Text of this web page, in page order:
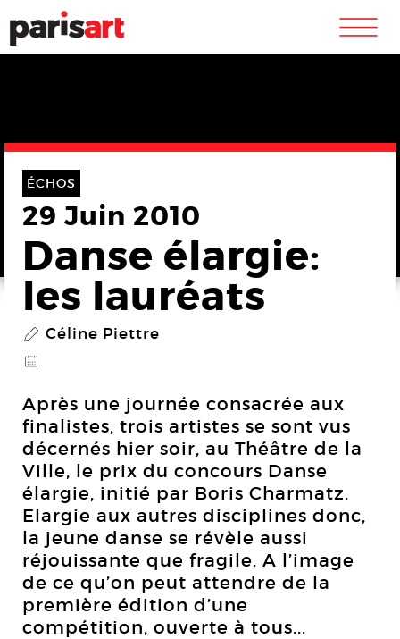
m
ÉCHOS
29 Juin 2010
Danse élargie:
les lauréats
P Céline Piettre
@
Après une journée consacrée aux
finalistes, trois artistes se sont vus
décernés hier soir, au Théâtre de la
Ville, le prix du concours Danse
élargie, initié par Boris Charmatz.
Elargie aux autres disciplines donc,
la jeune danse se révèle aussi
réjouissante que fragile. A l’image
de ce qu’on peut attendre de la
première édition d’une
compétition, ouverte à tous...